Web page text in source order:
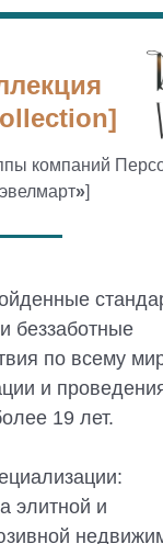
компаний
»]
беззаботные
по всему
и
19 лет.
элитной и